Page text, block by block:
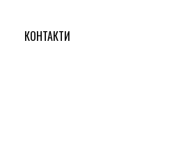
КОНТАКТИ